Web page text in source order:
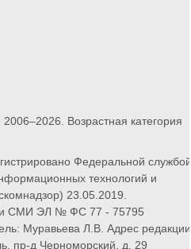
, 2006–2026. Возрастная категория
Федеральной службой
технологий и
23.05.2019.
СМИ ЭЛ № ФС 77 - 75795
Муравьева Л.В. Адрес
пр-д Черноморский, д. 29